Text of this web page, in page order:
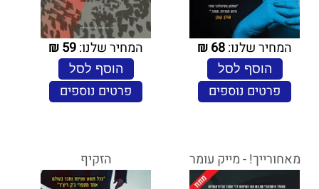
המחיר שלנו:68
₪
הוסף לסל
פרטים נוספים
המחיר שלנו:59
₪
הוסף לסל
פרטים נוספים
מאחורייך! - מייק עומר הזקיף